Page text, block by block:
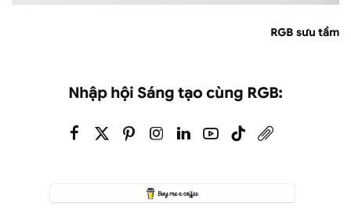
RGB sưu tầm
Nhập hội Sáng tạo cùng RGB: